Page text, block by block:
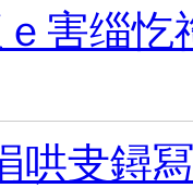
害缁
哄叏鐞